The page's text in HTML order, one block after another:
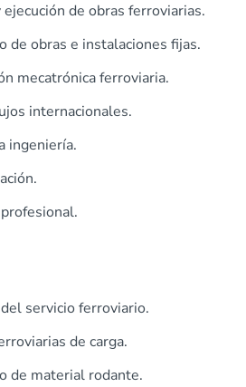
de obras ferroviarias.
de obras e instalaciones fijas.
mecatrónica ferroviaria.
internacionales.
ingeniería.
servicio ferroviario.
de carga.
de material rodante.